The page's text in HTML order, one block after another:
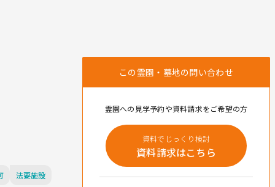
法要施設
この霊園・墓地の問い合わせ
霊園への見学予約や資料請求をご希望の方
資料でじっくり検討
資料請求はこちら